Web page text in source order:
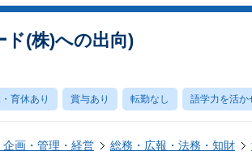
ド(株)への出向)
育休あり 賞与あり 転勤なし 語学力を活か
画・管理・経営 総務・広報・法務・知財